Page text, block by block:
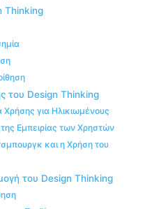
Thinking
του Design Thinking
Χρήσης για Ηλικιωμένους
Εμπειρίας των Χρηστών
και η Χρήση του
του Design Thinking